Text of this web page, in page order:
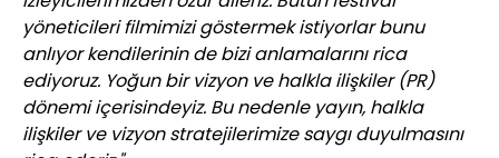
yöneticileri filmimizi göstermek istiyorlar bunu
anlıyor kendilerinin de bizi anlamalarını rica
ediyoruz. Yoğun bir vizyon ve halkla ilişkiler (PR)
dönemi içerisindeyiz. Bu nedenle yayın, halkla
ilişkiler ve vizyon stratejilerimize saygı duyulmasını